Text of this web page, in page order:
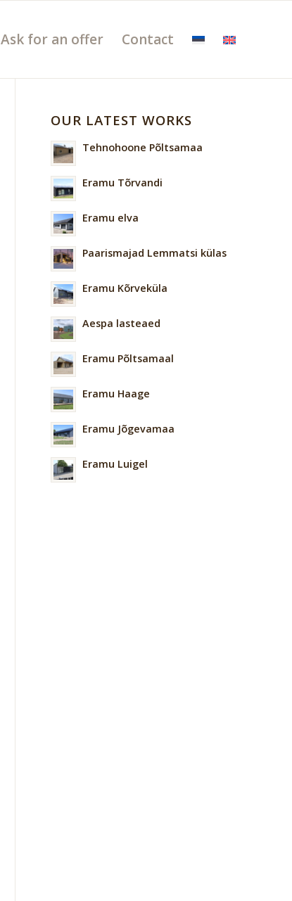
Ask for an offer Contact
OUR LATEST WORKS
Tehnohoone Põltsamaa
Eramu Tõrvandi
Eramu elva
Paarismajad Lemmatsi külas
Eramu Kõrveküla
Aespa lasteaed
Eramu Põltsamaal
Eramu Haage
Eramu Jõgevamaa
Eramu Luigel